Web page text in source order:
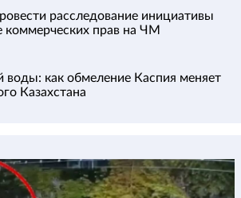
расследование инициативы
прав на ЧМ
воды: как обмеление Каспия меняет
Казахстана